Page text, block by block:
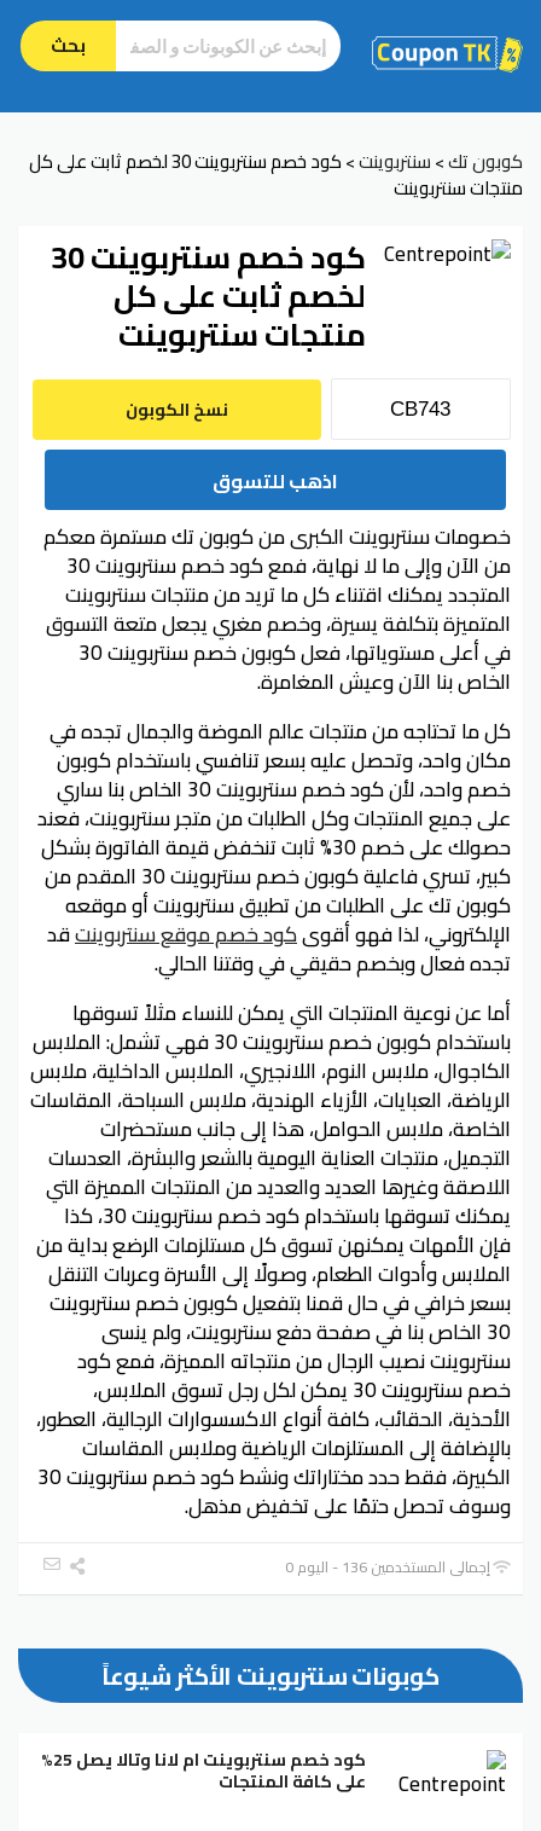
بحث
كوبون تك>سنتربوينت> كود خصم سنتربوينت 30 لخصم ثابت على كل
منتجات سنتربوينت
كود خصم سنتربوينت 30
لخصم ثابت على كل
منتجات سنتربوينت
نسخ الكوبون
اذهب للتسوق
خصومات سنتربوينت الكبرى من كوبون تك مستمرة معكم
من الآن وإلى ما لا نهاية، فمع كود خصم سنتربوينت 30
المتجدد يمكنك اقتناء كل ما تريد من منتجات سنتربوينت
المتميزة بتكلفة يسيرة، وخصم مغري يجعل متعة التسوق
في أعلى مستوياتها، فعل كوبون خصم سنتربوينت 30
الخاص بنا الآن وعيش المغامرة.
كل ما تحتاجه من منتجات عالم الموضة والجمال تجده في
مكان واحد، وتحصل عليه بسعر تنافسي باستخدام كوبون
خصم واحد، لأن كود خصم سنتربوينت 30 الخاص بنا ساري
على جميع المنتجات وكل الطلبات من متجر سنتربوينت، فعند
حصولك على خصم 30% ثابت تنخفض قيمة الفاتورة بشكل
كبير، تسري فاعلية كوبون خصم سنتربوينت 30 المقدم من
كوبون تك على الطلبات من تطبيق سنتربوينت أو موقعه
الإلكتروني، لذا فهو أقوىكود خصم موقع سنتربوينتقد
تجده فعال وبخصم حقيقي في وقتنا الحالي.
أما عن نوعية المنتجات التي يمكن للنساء مثلاً تسوقها
باستخدام كوبون خصم سنتربوينت 30 فهي تشمل: الملابس
الكاجوال، ملابس النوم، اللانجيري، الملابس الداخلية، ملابس
الرياضة، العبايات، الأزياء الهندية، ملابس السباحة، المقاسات
الخاصة، ملابس الحوامل، هذا إلى جانب مستحضرات
التجميل، منتجات العناية اليومية بالشعر والبشرة، العدسات
اللاصقة وغيرها العديد والعديد من المنتجات المميزة التي
يمكنك تسوقها باستخدام كود خصم سنتربوينت 30، كذا
فإن الأمهات يمكنهن تسوق كل مستلزمات الرضع بداية من
الملابس وأدوات الطعام، وصولًا إلى الأسرة وعربات التنقل
بسعر خرافي في حال قمنا بتفعيل كوبون خصم سنتربوينت
30 الخاص بنا في صفحة دفع سنتربوينت، ولم ينسى
سنتربوينت نصيب الرجال من منتجاته المميزة، فمع كود
خصم سنتربوينت 30 يمكن لكل رجل تسوق الملابس،
الأحذية، الحقائب، كافة أنواع الاكسسوارات الرجالية، العطور،
بالإضافة إلى المستلزمات الرياضية وملابس المقاسات
الكبيرة، فقط حدد مختاراتك ونشط كود خصم سنتربوينت 30
وسوف تحصل حتمًا على تخفيض مذهل.
إجمالي المستخدمين 136 - اليوم 0
كوبونات سنتربوينت الأكثر شيوعاً
كود خصم سنتربوينت ام لانا وتالا يصل 25%
على كافة المنتجات